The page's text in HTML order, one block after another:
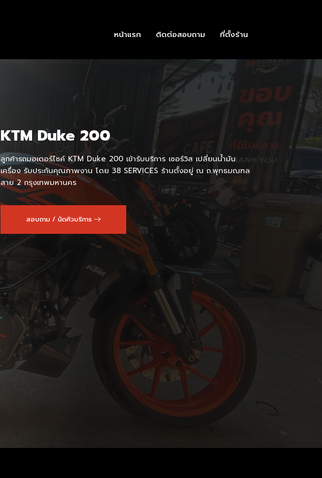
หน้าแรก ติดต่อสอบถาม ที่ตั้งร้าน
KTM Duke 200
ลูกค้ารถมอเตอร์ไซค์ KTM Duke 200 เข้ารับบริการ เซอร์วิส เปลี่ยนน้ำมัน
เครื่อง รับประกันคุณภาพงาน โดย 38 SERVICES ร้านตั้งอยู่ ณ ถ.พุทธมณฑล
สาย 2 กรุงเทพมหานคร
สอบถาม / นัดคิวบริการ